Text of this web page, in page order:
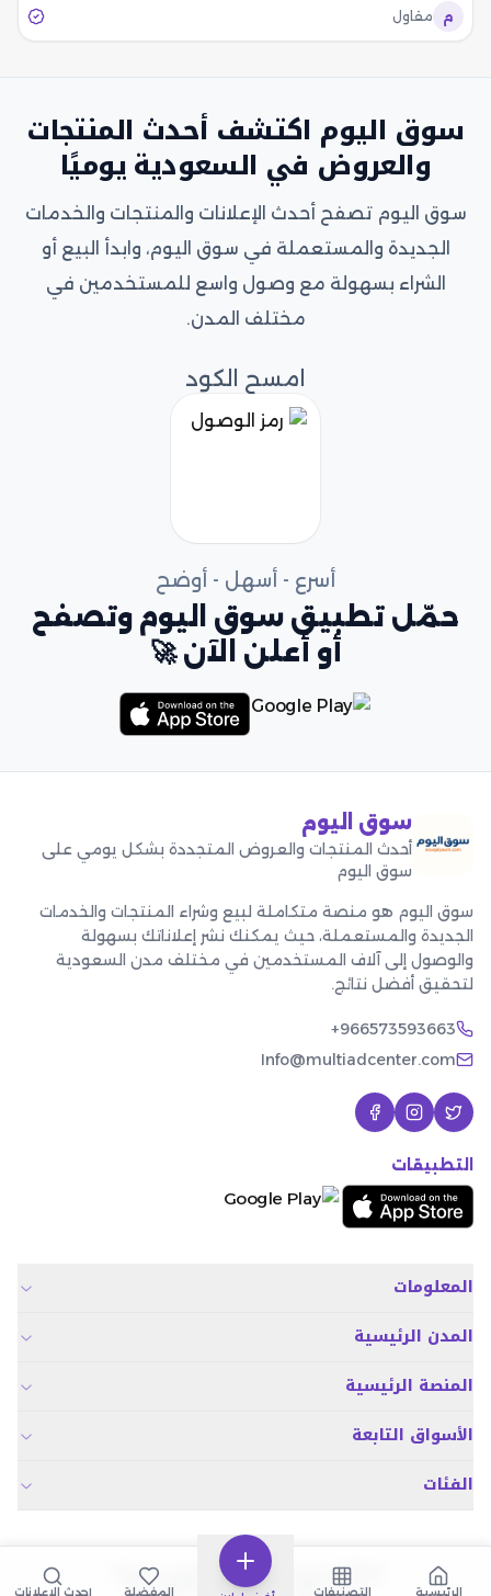
م مقاول
سوق اليوم اكتشف أحدث المنتجات
والعروض في السعودية يوميًا
سوق اليوم تصفح أحدث الإعلانات والمنتجات والخدمات
الجديدة والمستعملة في سوق اليوم، وابدأ البيع أو
الشراء بسهولة مع وصول واسع للمستخدمين في
مختلف المدن.
امسح الكود
أسرع - أسهل - أوضح
حمّل تطبيق سوق اليوم وتصفح
أو أعلن الآن 🚀
سوق اليوم
أحدث المنتجات والعروض المتجددة بشكل يومي على
سوق اليوم
سوق اليوم هو منصة متكاملة لبيع وشراء المنتجات والخدمات
الجديدة والمستعملة، حيث يمكنك نشر إعلاناتك بسهولة
والوصول إلى آلاف المستخدمين في مختلف مدن السعودية
لتحقيق أفضل نتائج.
+966573593663
Info@multiadcenter.com
التطبيقات
المعلومات
المدن الرئيسية
المنصة الرئيسية
الأسواق التابعة
الفئات
احدى اسواق منصة الاعلانات المتعددة
الرئيسية التصنيفات المفضلة أحدث الإعلانات